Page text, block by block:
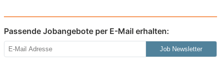
Passende Jobangebote per E-Mail erhalten:
Job Newsletter